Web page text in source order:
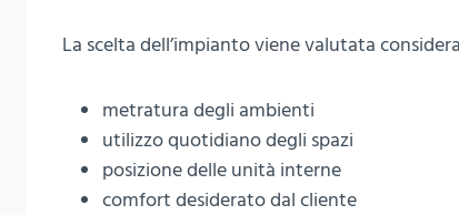
La scelta dell’impianto viene valutata
metratura degli ambienti
utilizzo quotidiano degli spazi
posizione delle unità interne
comfort desiderato dal cliente